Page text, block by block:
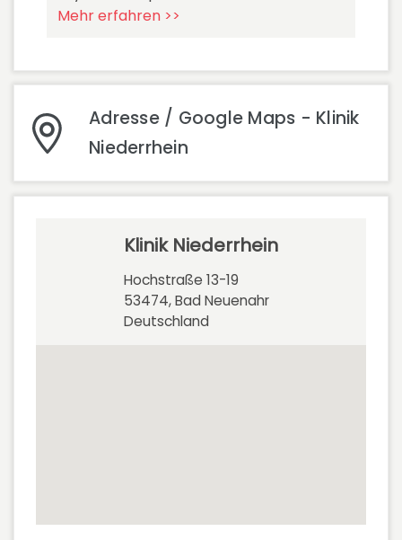
Mehr erfahren >>
Adresse / Google Maps - Klinik
Niederrhein
Klinik Niederrhein
Hochstraße 13-19
53474, Bad Neuenahr
Deutschland